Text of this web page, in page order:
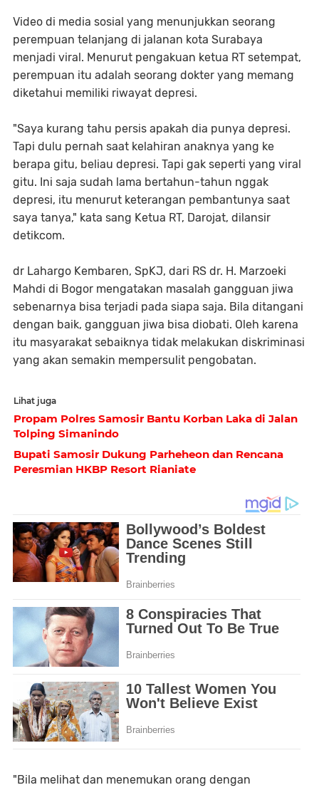
Video di media sosial yang menunjukkan seorang
perempuan telanjang di jalanan kota Surabaya
menjadi viral. Menurut pengakuan ketua RT setempat,
perempuan itu adalah seorang dokter yang memang
diketahui memiliki riwayat depresi.
"Saya kurang tahu persis apakah dia punya depresi.
Tapi dulu pernah saat kelahiran anaknya yang ke
berapa gitu, beliau depresi. Tapi gak seperti yang viral
gitu. Ini saja sudah lama bertahun-tahun nggak
depresi, itu menurut keterangan pembantunya saat
saya tanya," kata sang Ketua RT, Darojat, dilansir
detikcom.
dr Lahargo Kembaren, SpKJ, dari RS dr. H. Marzoeki
Mahdi di Bogor mengatakan masalah gangguan jiwa
sebenarnya bisa terjadi pada siapa saja. Bila ditangani
dengan baik, gangguan jiwa bisa diobati. Oleh karena
itu masyarakat sebaiknya tidak melakukan diskriminasi
yang akan semakin mempersulit pengobatan.
Lihat juga
Propam Polres Samosir Bantu Korban Laka di Jalan
Tolping Simanindo
Bupati Samosir Dukung Parheheon dan Rencana
Peresmian HKBP Resort Rianiate
"Bila melihat dan menemukan orang dengan